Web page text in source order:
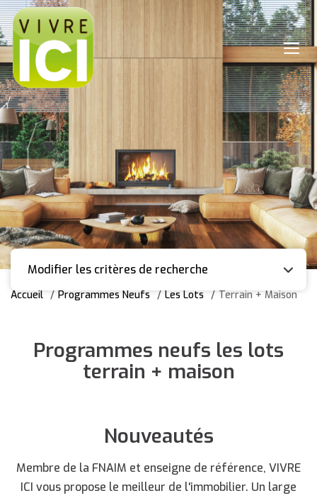
Modifier les critères de recherche
Accueil Programmes Neufs Les Lots Terrain + Maison
Programmes neufs les lots
terrain + maison
Nouveautés
Membre de la FNAIM et enseigne de référence, VIVRE
ICI vous propose le meilleur de l'immobilier. Un large